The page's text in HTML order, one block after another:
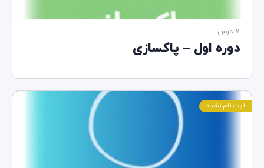
7 درس‌
دوره اول – پاکسازی
ثبت نام نشده